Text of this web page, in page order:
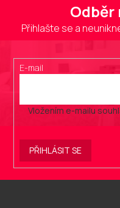
Odběr
Přihlašte se a
E-mail
Vložením e-mailu
PŘIHLÁSIT SE